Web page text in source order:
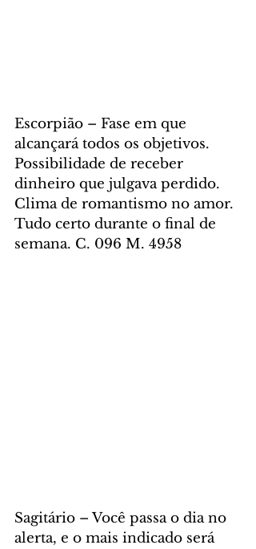
Escorpião – Fase em que
alcançará todos os objetivos.
Possibilidade de receber
dinheiro que julgava perdido.
Clima de romantismo no amor.
Tudo certo durante o final de
semana. C. 096 M. 4958
Sagitário – Você passa o dia no
alerta, e o mais indicado será